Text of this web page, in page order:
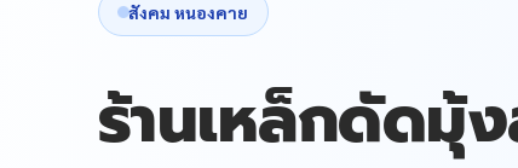
สังคม หนองคาย
ร้านเหล็กดัดมุ้